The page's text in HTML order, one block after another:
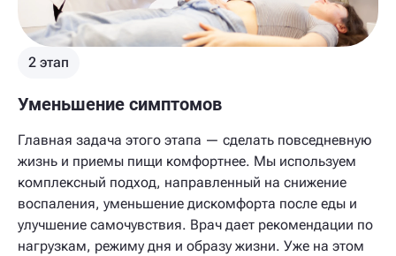
2 этап
Уменьшение симптомов
Главная задача этого этапа — сделать повседневную
жизнь и приемы пищи комфортнее. Мы используем
комплексный подход, направленный на снижение
воспаления, уменьшение дискомфорта после еды и
улучшение самочувствия. Врач дает рекомендации по
нагрузкам, режиму дня и образу жизни. Уже на этом